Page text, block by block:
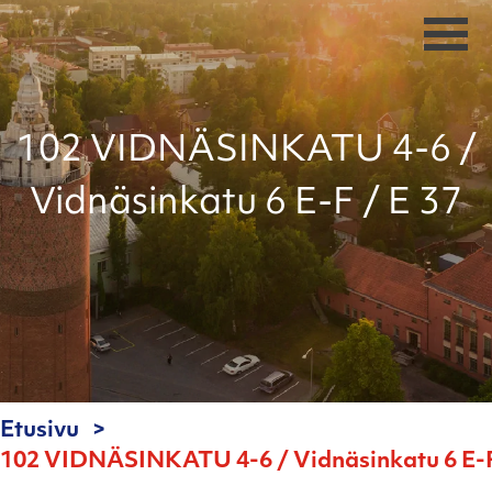
102 VIDNÄSINKATU 4-6 /
Vidnäsinkatu 6 E-F / E 37
Etusivu
102 VIDNÄSINKATU 4-6 / Vidnäsinkatu 6 E-